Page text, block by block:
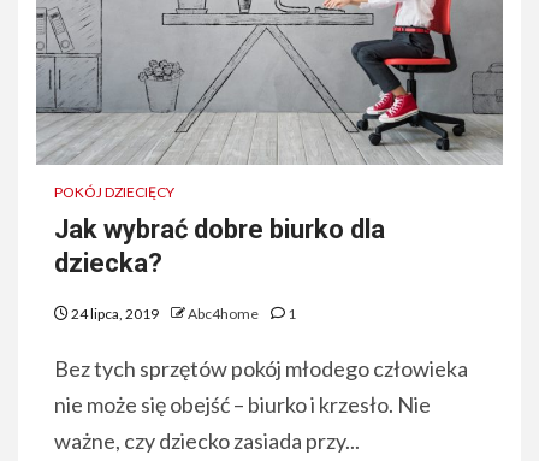
POKÓJ DZIECIĘCY
Jak wybrać dobre biurko dla
dziecka?
24 lipca, 2019 Abc4home 1
Bez tych sprzętów pokój młodego człowieka
nie może się obejść – biurko i krzesło. Nie
ważne, czy dziecko zasiada przy...